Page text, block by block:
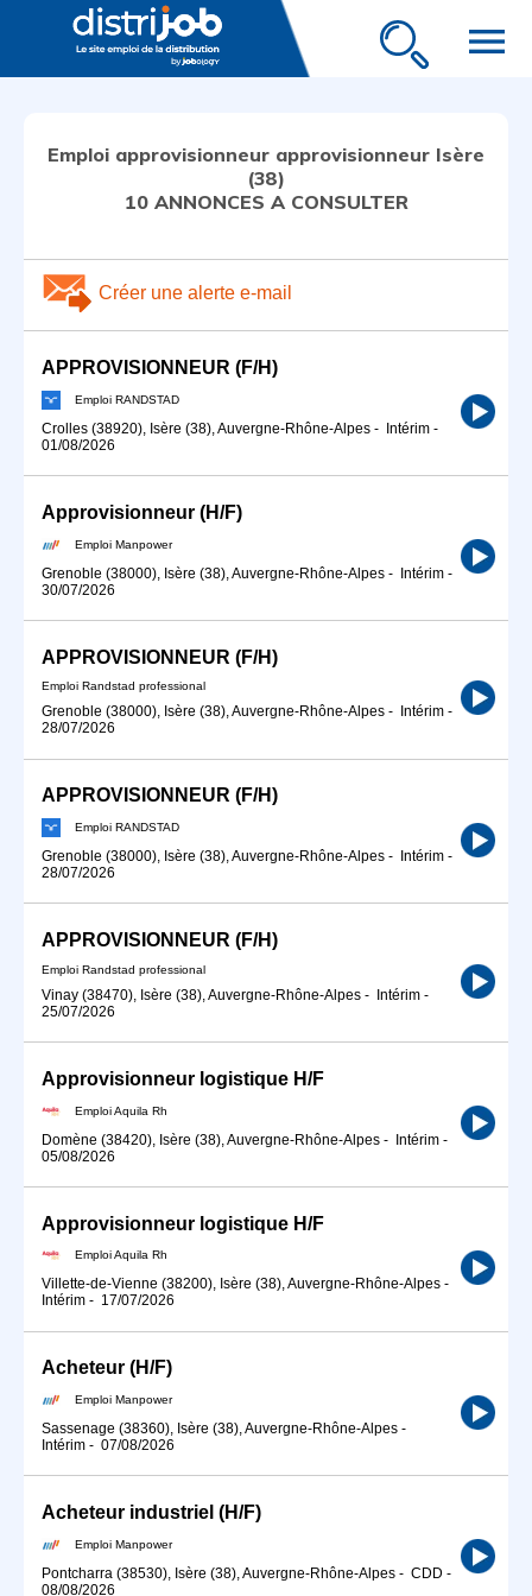
menu
Emploi approvisionneur approvisionneur Isère
(38)
10 ANNONCES A CONSULTER
Créer une alerte e-mail
APPROVISIONNEUR (F/H)
Emploi RANDSTAD
Crolles (38920), Isère (38), Auvergne-Rhône-Alpes - Intérim -
01/08/2026
Approvisionneur (H/F)
Emploi Manpower
Grenoble (38000), Isère (38), Auvergne-Rhône-Alpes - Intérim -
30/07/2026
APPROVISIONNEUR (F/H)
Emploi Randstad professional
Grenoble (38000), Isère (38), Auvergne-Rhône-Alpes - Intérim -
28/07/2026
APPROVISIONNEUR (F/H)
Emploi RANDSTAD
Grenoble (38000), Isère (38), Auvergne-Rhône-Alpes - Intérim -
28/07/2026
APPROVISIONNEUR (F/H)
Emploi Randstad professional
Vinay (38470), Isère (38), Auvergne-Rhône-Alpes - Intérim -
25/07/2026
Approvisionneur logistique H/F
Emploi Aquila Rh
Domène (38420), Isère (38), Auvergne-Rhône-Alpes - Intérim -
05/08/2026
Approvisionneur logistique H/F
Emploi Aquila Rh
Villette-de-Vienne (38200), Isère (38), Auvergne-Rhône-Alpes -
Intérim - 17/07/2026
Acheteur (H/F)
Emploi Manpower
Sassenage (38360), Isère (38), Auvergne-Rhône-Alpes -
Intérim - 07/08/2026
Acheteur industriel (H/F)
Emploi Manpower
Pontcharra (38530), Isère (38), Auvergne-Rhône-Alpes - CDD -
08/08/2026